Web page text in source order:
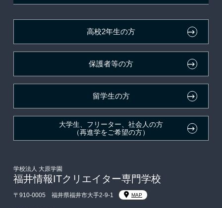
デザインコンクール＆マンガコンクール特待生制度
入学前のお勧め学習システム
東京経営大学への3年次編入学
大学・短大・公務員併願制度
親族紹介制度
大原学園グループ案内
採用ご担当の方
高校2年生の方
保護者等の方
留学生の方
大学生、フリーター、社会人の方
（再進学をご希望の方）
学校法人 大原学園
福井情報ITクリエイター専門学校
〒910-0005 福井県福井市大手2-9-1 MAP